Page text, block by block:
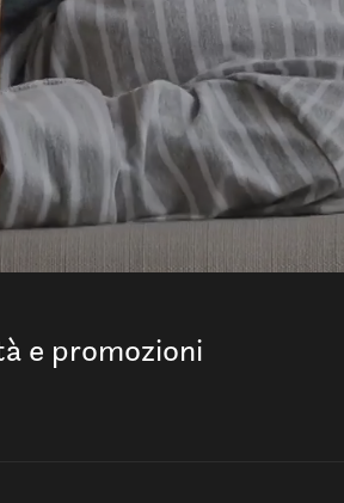
e promozioni